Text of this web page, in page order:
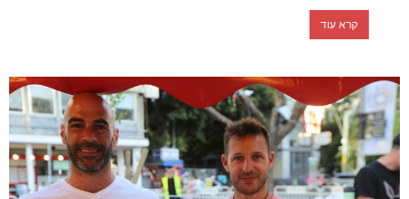
קרא עוד